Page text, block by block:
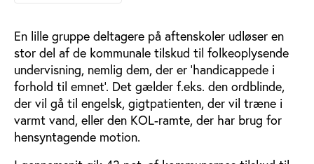
En lille gruppe deltagere på aftenskoler udløser en
stor del af de kommunale tilskud til folkeoplysende
undervisning, nemlig dem, der er ’handicappede i
forhold til emnet’. Det gælder f.eks. den ordblinde,
der vil gå til engelsk, gigtpatienten, der vil træne i
varmt vand, eller den KOL-ramte, der har brug for
hensyntagende motion.